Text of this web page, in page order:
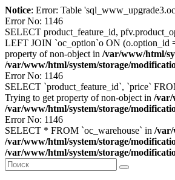
Notice: Error: Table
Error No: 1146
SELECT product_feature_id,
LEFT JOIN `oc_option`o ON (o.option_id
property of non-object in /var/www/html/
/var/www/html/system/storage/
Error No: 1146
SELECT `product_feature_id`, `price`
Trying to get property of non-object in /var/
/var/www/html/system/storage/
Error No: 1146
SELECT * FROM `oc_warehouse` in /var/
/var/www/html/system/storage/
/var/www/html/system/storage/